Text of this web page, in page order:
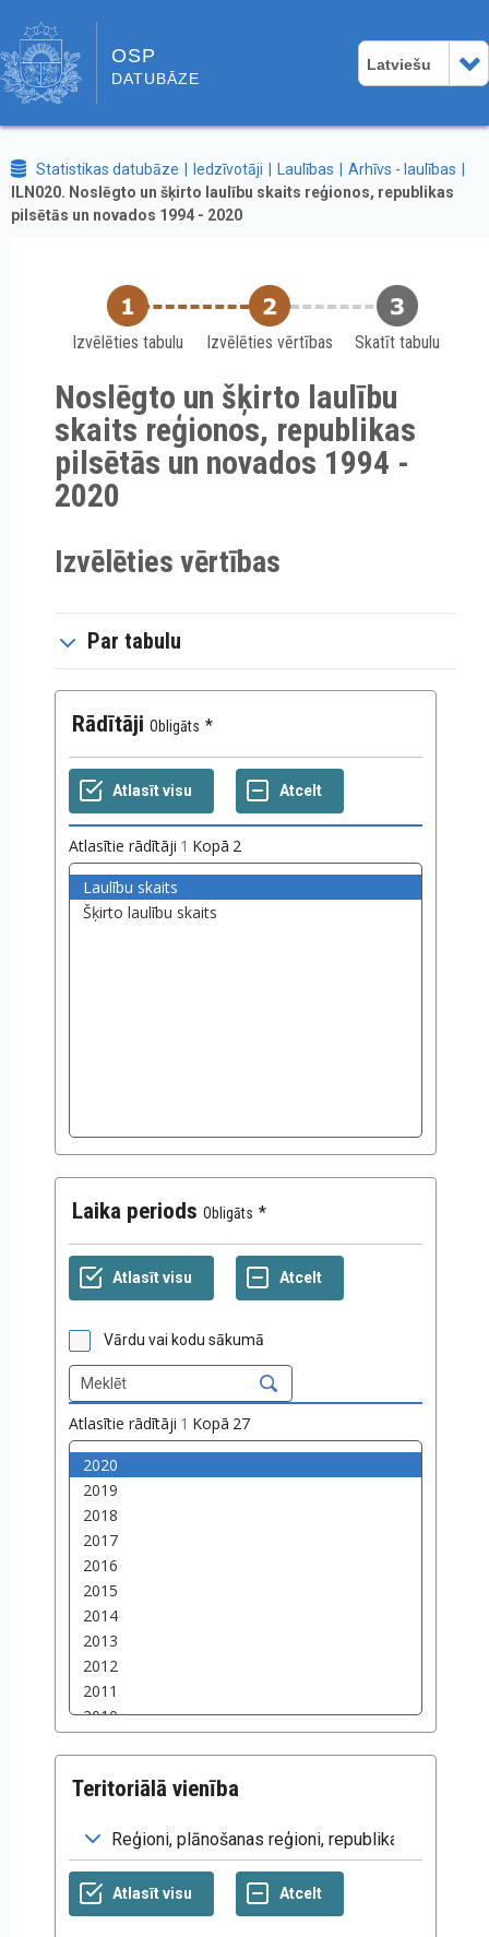
OSP
DATUBĀZE
Latviešu
Statistikas datubāze Iedzīvotāji Laulības
Arhīvs - laulības
ILN020. Noslēgto un šķirto laulību skaits reģionos, republikas
pilsētās un novados 1994 - 2020
Izvēlēties tabulu Izvēlēties vērtības Skatīt tabulu
Noslēgto un šķirto laulību
skaits reģionos, republikas
pilsētās un novados 1994 -
2020
Izvēlēties vērtības
Par tabulu
Rādītāji Obligāts
Atlasītie rādītāji 1 Kopā 2
Laika periods Obligāts
Vārdu vai kodu sākumā
Atlasītie rādītāji 1 Kopā 27
Teritoriālā vienība